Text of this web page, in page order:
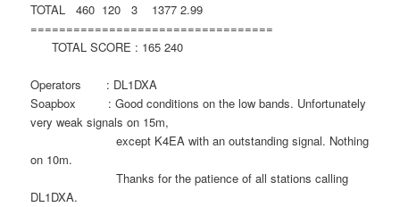
TOTAL 460 120 3 1377 2.99
==================================
TOTAL SCORE : 165 240
Operators : DL1DXA
Soapbox : Good conditions on the low bands. Unfortunately
very weak signals on 15m,
except K4EA with an outstanding signal. Nothing
on 10m.
Thanks for the patience of all stations calling
DL1DXA.